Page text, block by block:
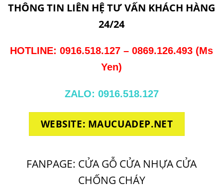
THÔNG TIN LIÊN HỆ TƯ VẤN KHÁCH HÀNG
24/24
HOTLINE: 0916.518.127 – 0869.126.493 (Ms
Yen)
ZALO: 0916.518.127
WEBSITE: MAUCUADEP.NET
FANPAGE: CỬA GỖ CỬA NHỰA CỬA
CHỐNG CHÁY